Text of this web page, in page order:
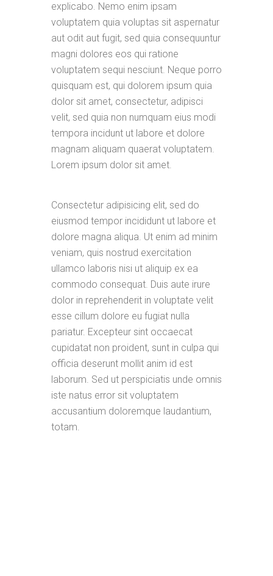
explicabo. Nemo enim ipsam
voluptatem quia voluptas sit aspernatur
aut odit aut fugit, sed quia consequuntur
magni dolores eos qui ratione
voluptatem sequi nesciunt. Neque porro
quisquam est, qui dolorem ipsum quia
dolor sit amet, consectetur, adipisci
velit, sed quia non numquam eius modi
tempora incidunt ut labore et dolore
magnam aliquam quaerat voluptatem.
Lorem ipsum dolor sit amet.
Consectetur adipisicing elit, sed do
eiusmod tempor incididunt ut labore et
dolore magna aliqua. Ut enim ad minim
veniam, quis nostrud exercitation
ullamco laboris nisi ut aliquip ex ea
commodo consequat. Duis aute irure
dolor in reprehenderit in voluptate velit
esse cillum dolore eu fugiat nulla
pariatur. Excepteur sint occaecat
cupidatat non proident, sunt in culpa qui
officia deserunt mollit anim id est
laborum. Sed ut perspiciatis unde omnis
iste natus error sit voluptatem
accusantium doloremque laudantium,
totam.